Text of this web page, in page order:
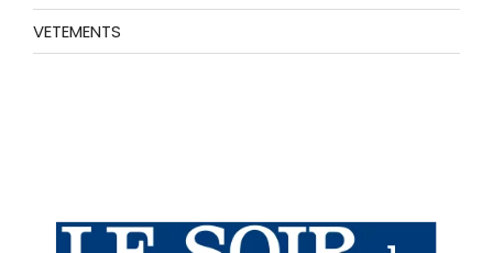
VETEMENTS